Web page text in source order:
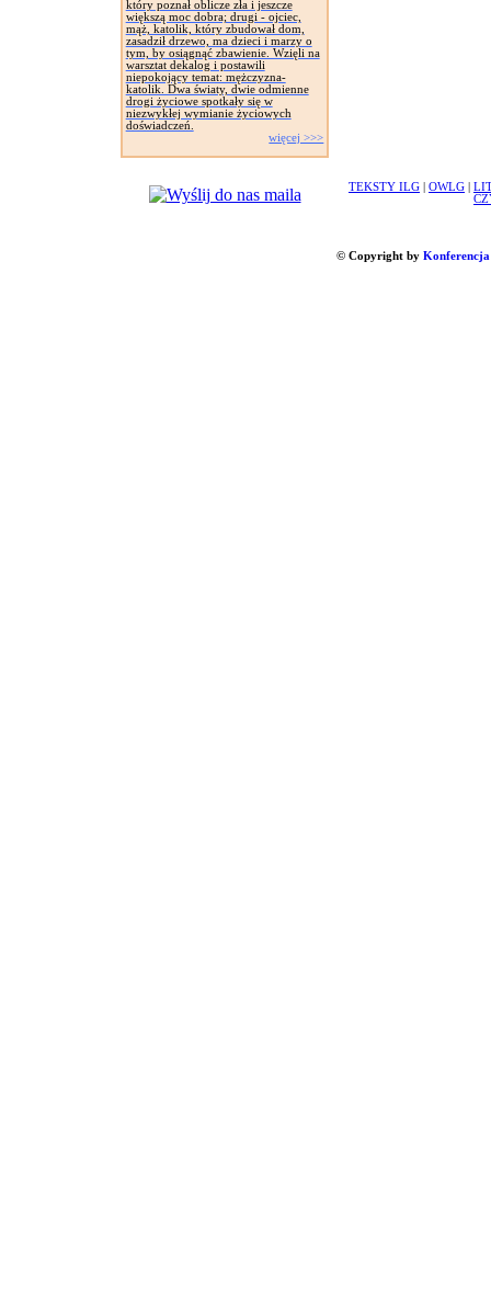
który poznał oblicze zła i jeszcze
większą moc dobra; drugi - ojciec,
mąż, katolik, który zbudował dom,
zasadził drzewo, ma dzieci i marzy o
tym, by osiągnąć zbawienie. Wzięli na
warsztat dekalog i postawili
niepokojący temat: mężczyzna-
katolik. Dwa światy, dwie odmienne
drogi życiowe spotkały się w
niezwykłej wymianie życiowych
doświadczeń.
więcej >>>
TEKSTY ILG OWLG
© Copyright by Konferencja